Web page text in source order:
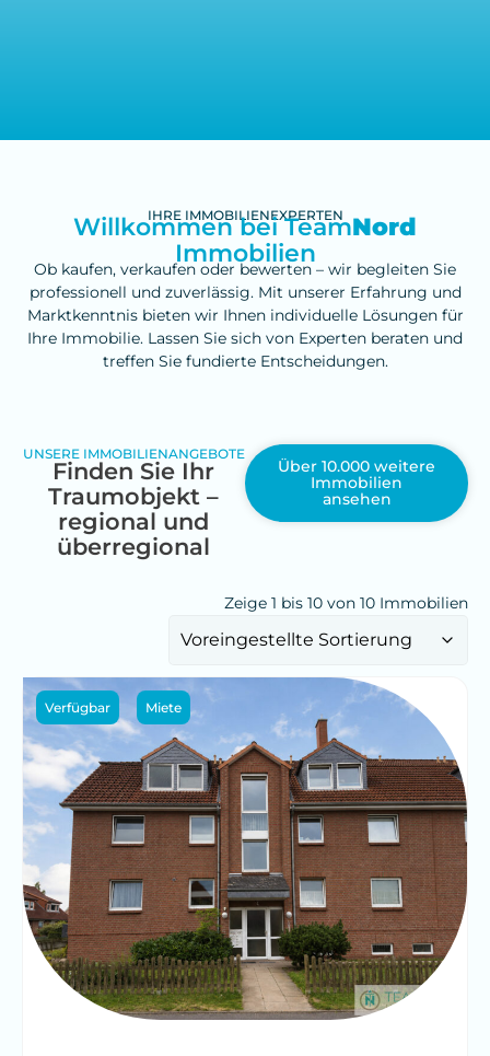
IHRE IMMOBILIENEXPERTEN
Willkommen bei TeamNord
Immobilien
Ob kaufen, verkaufen oder bewerten – wir begleiten Sie
professionell und zuverlässig. Mit unserer Erfahrung und
Marktkenntnis bieten wir Ihnen individuelle Lösungen für
Ihre Immobilie. Lassen Sie sich von Experten beraten und
treffen Sie fundierte Entscheidungen.
UNSERE IMMOBILIENANGEBOTE
Finden Sie Ihr
Traumobjekt –
regional und
überregional
Über 10.000 weitere
Immobilien
ansehen
Zeige 1 bis 10 von 10 Immobilien
Verfügbar Miete